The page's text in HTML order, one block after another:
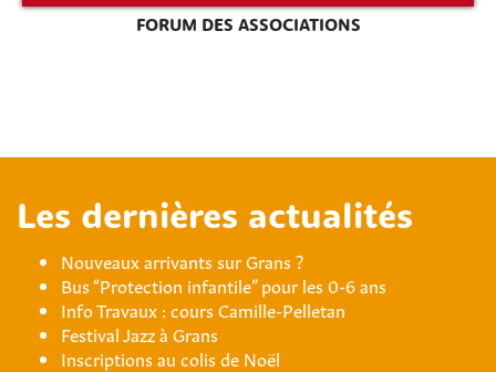
FORUM DES ASSOCIATIONS
Les dernières actualités
Nouveaux arrivants sur Grans ?
Bus “Protection infantile” pour les 0-6 ans
Info Travaux : cours Camille-Pelletan
Festival Jazz à Grans
Inscriptions au colis de Noël